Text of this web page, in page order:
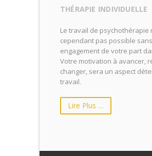
THÉRAPIE INDIVIDUELLE
Le travail de psychothérapie
cependant pas possible
engagement de votre part
Votre motivation à avancer,
changer, sera un aspect
travail.
Lire Plus …